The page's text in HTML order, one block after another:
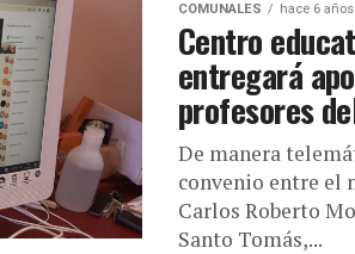
COMUNALES hace 6 años
Centro
entregará
profesores
De manera
convenio entre el
Carlos Roberto
Santo Tomás,...